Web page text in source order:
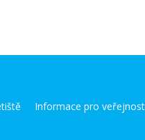
Informace pro veřejnost